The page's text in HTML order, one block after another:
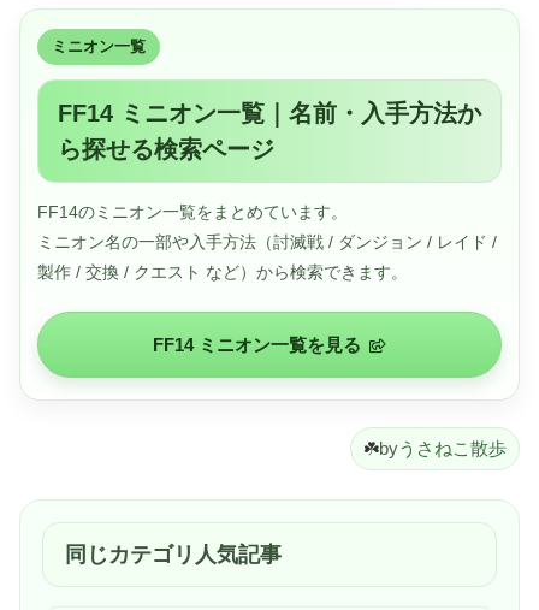
ミニオン一覧
FF14 ミニオン一覧｜名前・入手方法か
ら探せる検索ページ
FF14のミニオン一覧をまとめています。
ミニオン名の一部や入手方法（討滅戦 / ダンジョン / レイド /
製作 / 交換 / クエスト など）から検索できます。
FF14 ミニオン一覧を見る
☘️byうさねこ散歩
同じカテゴリ人気記事